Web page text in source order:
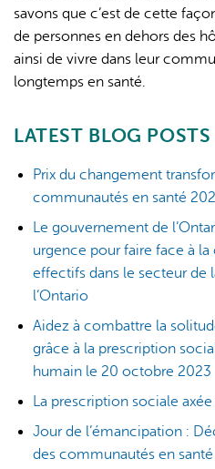
savons que c’est de cette
de personnes en dehors des
ainsi de vivre dans leur
longtemps en santé.
LATEST BLOG POSTS
Prix du changement
communautés en santé
Le gouvernement de
urgence pour faire face à la
effectifs dans le secteur de
l’Ontario
Aidez à combattre la
grâce à la prescription
humain le 20 octobre 2023
La prescription sociale
Jour de l’émancipation :
des communautés en santé